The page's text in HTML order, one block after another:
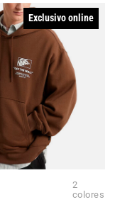
Exclusivo online
2
colores